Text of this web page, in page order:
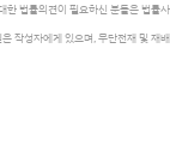
한 법률의견이 필요하신 분들은 법률사
작성자에게 있으며, 무단전재 및 재배